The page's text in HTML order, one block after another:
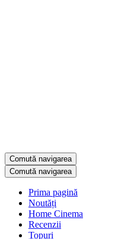
Comută navigarea
Comută navigarea
Prima pagină
Noutăți
Home Cinema
Recenzii
Topuri